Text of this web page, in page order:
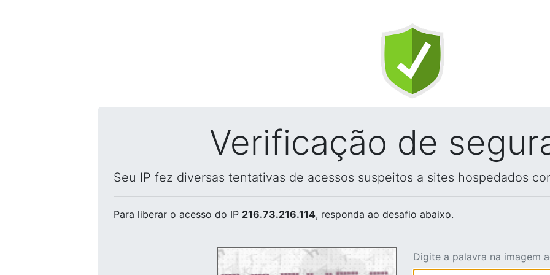
Verificação de
Seu IP fez diversas tentativas de acessos suspeitos a sites hospedados
Para liberar o acesso do IP 216.73.216.114, responda ao desafio abaixo.
Digite a palavra na imagem